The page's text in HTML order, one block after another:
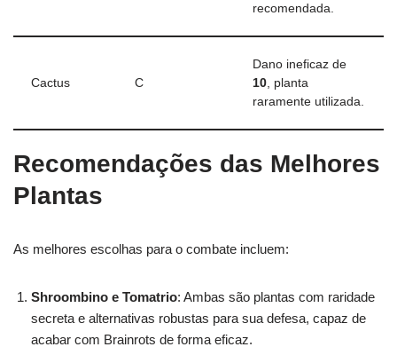
recomendada.
Cactus C
Dano ineficaz de
10 , planta
raramente utilizada.
Recomendações das Melhores
Plantas
As melhores escolhas para o combate incluem:
Shroombino e Tomatrio: Ambas são plantas com raridade
secreta e alternativas robustas para sua defesa, capaz de
acabar com Brainrots de forma eficaz.